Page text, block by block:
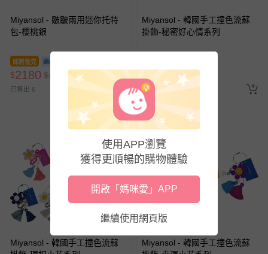
Miyansol - 皺皺兩用迷你托特
包-櫻桃銀
即將售完
$2180 $2295
已售出 6
Miyansol - 韓國手工撞色流蘇
掛飾-秘密好心情系列
670
最新上架
Miyansol - 韓國手工撞色流蘇
Miyansol - 韓國手工撞色流蘇
使用APP瀏覽
獲得更順暢的購物體驗
開啟「媽咪愛」APP
繼續使用網頁版